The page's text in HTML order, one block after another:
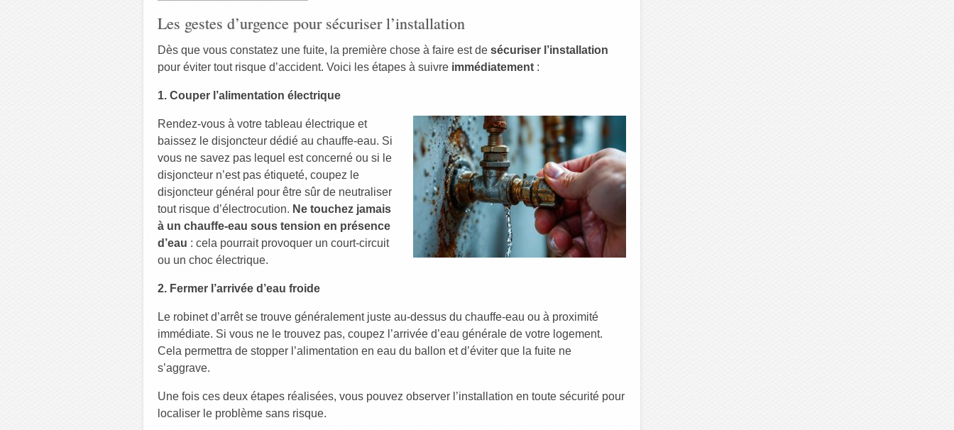
Les gestes d’urgence pour sécuriser l’installation
Dès que vous constatez une fuite, la première chose à faire est de sécuriser l’installation
pour éviter tout risque d’accident. Voici les étapes à suivre immédiatement :
1. Couper l’alimentation électrique
Rendez-vous à votre tableau électrique et
baissez le disjoncteur dédié au chauffe-eau. Si
vous ne savez pas lequel est concerné ou si le
disjoncteur n’est pas étiqueté, coupez le
disjoncteur général pour être sûr de neutraliser
tout risque d’électrocution. Ne touchez jamais
à un chauffe-eau sous tension en présence
d’eau : cela pourrait provoquer un court-circuit
ou un choc électrique.
2. Fermer l’arrivée d’eau froide
Le robinet d’arrêt se trouve généralement juste au-dessus du chauffe-eau ou à proximité
immédiate. Si vous ne le trouvez pas, coupez l’arrivée d’eau générale de votre logement.
Cela permettra de stopper l’alimentation en eau du ballon et d’éviter que la fuite ne
s’aggrave.
Une fois ces deux étapes réalisées, vous pouvez observer l’installation en toute sécurité pour
localiser le problème sans risque.